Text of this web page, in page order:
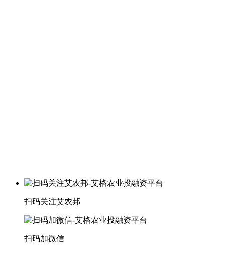
扫码关注艾农邦
扫码加微信